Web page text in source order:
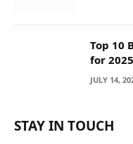
Top 10
for
Across
JULY 14,
STAY IN TOUCH